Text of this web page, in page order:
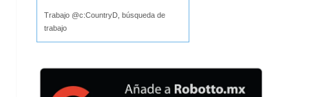
Trabajo @c:CountryD, búsqueda de
trabajo